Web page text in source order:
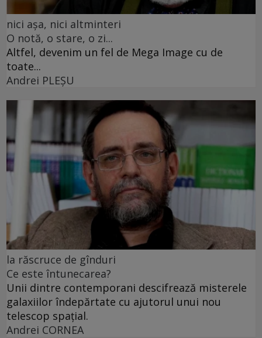
nici așa, nici altminteri
O notă, o stare, o zi...
Altfel, devenim un fel de Mega Image cu de
toate...
Andrei PLEŞU
la răscruce de gînduri
Ce este întunecarea?
Unii dintre contemporani descifrează misterele
galaxiilor îndepărtate cu ajutorul unui nou
telescop spațial.
Andrei CORNEA